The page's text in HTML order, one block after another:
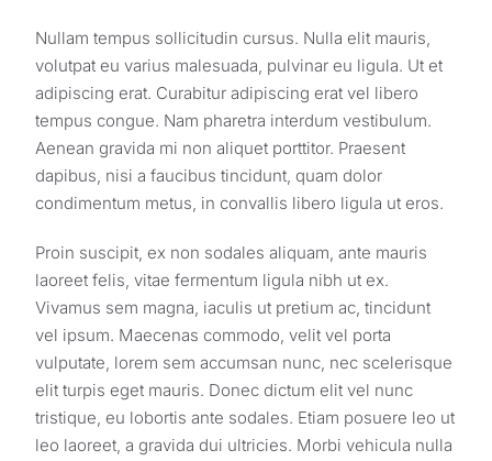
Nullam tempus sollicitudin cursus. Nulla elit mauris,
volutpat eu varius malesuada, pulvinar eu ligula. Ut et
adipiscing erat. Curabitur adipiscing erat vel libero
tempus congue. Nam pharetra interdum vestibulum.
Aenean gravida mi non aliquet porttitor. Praesent
dapibus, nisi a faucibus tincidunt, quam dolor
condimentum metus, in convallis libero ligula ut eros.
Proin suscipit, ex non sodales aliquam, ante mauris
laoreet felis, vitae fermentum ligula nibh ut ex.
Vivamus sem magna, iaculis ut pretium ac, tincidunt
vel ipsum. Maecenas commodo, velit vel porta
vulputate, lorem sem accumsan nunc, nec scelerisque
elit turpis eget mauris. Donec dictum elit vel nunc
tristique, eu lobortis ante sodales. Etiam posuere leo ut
leo laoreet, a gravida dui ultricies. Morbi vehicula nulla